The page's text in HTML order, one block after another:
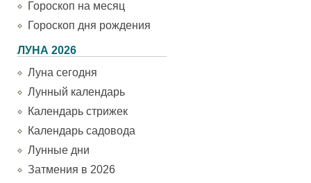
Гороскоп на месяц
Гороскоп дня рождения
ЛУНА 2026
Луна сегодня
Лунный календарь
Календарь стрижек
Календарь садовода
Лунные дни
Затмения в 2026